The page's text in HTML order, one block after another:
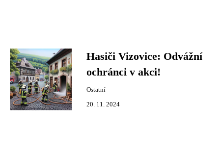
Hasiči Vizovice: Odvážní
ochránci v akci!
Ostatní
20. 11. 2024